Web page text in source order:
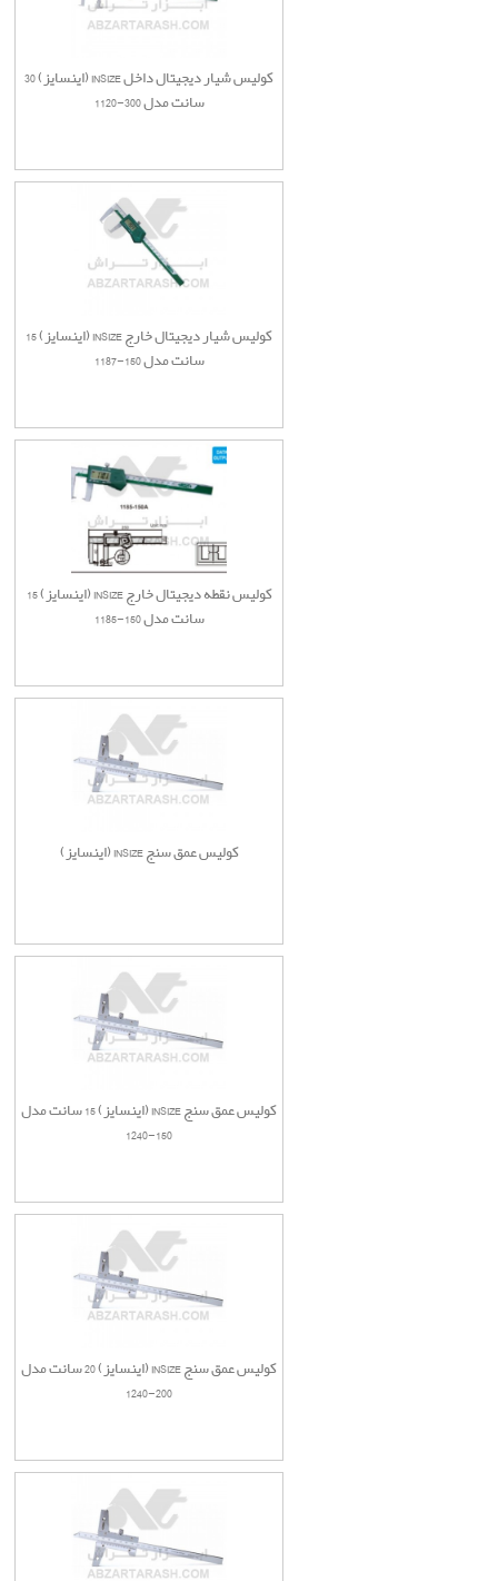
کولیس شیار دیجیتال داخل INSIZE (اینسایز) 30
سانت مدل 300-1120
کولیس شیار دیجیتال خارج INSIZE (اینسایز) 15
سانت مدل 150-1187
کولیس نقطه دیجیتال خارج INSIZE (اینسایز) 15
سانت مدل 150-1185
کولیس عمق سنج INSIZE (اینسایز)
کولیس عمق سنج INSIZE (اینسایز) 15 سانت مدل
150-1240
کولیس عمق سنج INSIZE (اینسایز) 20 سانت مدل
200-1240